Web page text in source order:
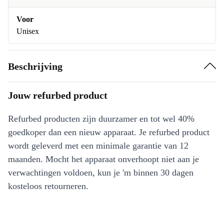
Voor
Unisex
Beschrijving
Jouw refurbed product
Refurbed producten zijn duurzamer en tot wel 40%
goedkoper dan een nieuw apparaat. Je refurbed product
wordt geleverd met een minimale garantie van 12
maanden. Mocht het apparaat onverhoopt niet aan je
verwachtingen voldoen, kun je 'm binnen 30 dagen
kosteloos retourneren.